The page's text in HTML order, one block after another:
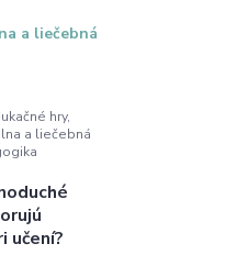
učení?
hry,
a liečebná